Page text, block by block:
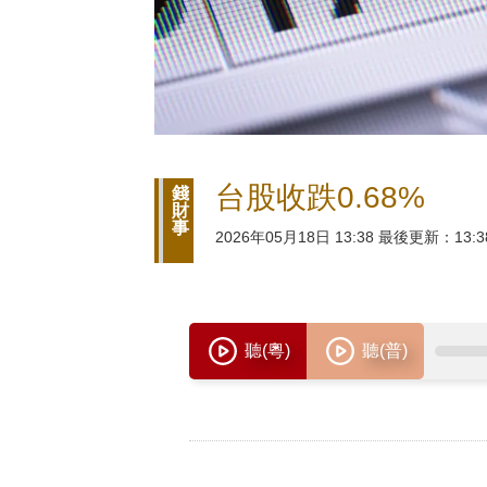
錢
財
事
台股收跌0.68%
2026年05月18日 13:38 最後更新：